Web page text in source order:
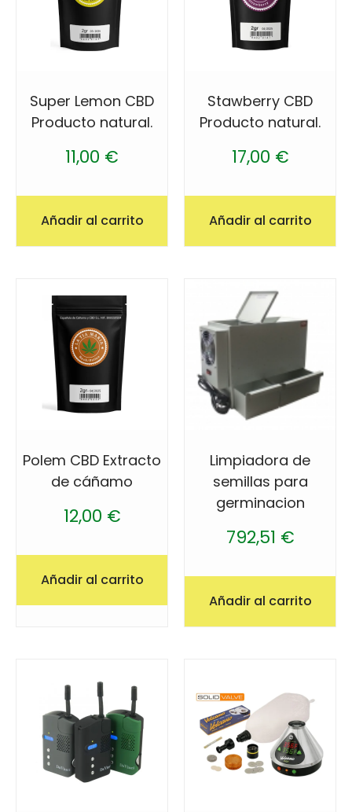
Super Lemon CBD
Producto natural.
11,00 €
Añadir al carrito
Stawberry CBD
Producto natural.
17,00 €
Añadir al carrito
Polem CBD Extracto
de cáñamo
12,00 €
Añadir al carrito
Limpiadora de
semillas para
germinacion
792,51 €
Añadir al carrito